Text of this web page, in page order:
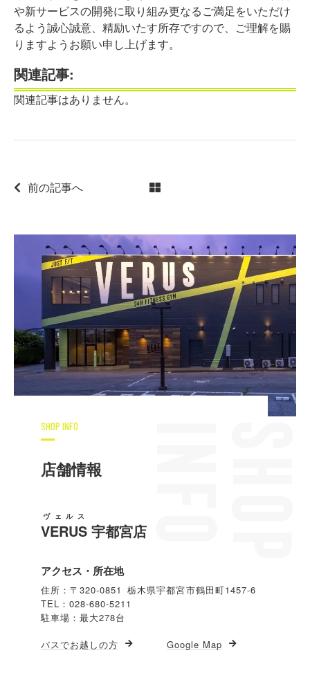
や新サービスの開発に取り組み更なるご満足をいただけ
るよう誠心誠意、精励いたす所存ですので、ご理解を賜
りますようお願い申し上げます。
関連記事:
関連記事はありません。
前の記事へ
SHOP INFO
店舗情報
VERUS
ヴェルス
宇都宮店
アクセス・所在地
住所：〒320-0851 栃木県宇都宮市鶴田町1457-6
TEL：028-680-5211
駐車場：最大278台
バスでお越しの方 Google Map